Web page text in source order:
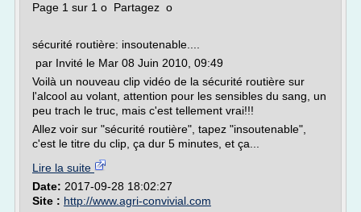
Page 1 sur 1 o Partagez o
sécurité routière: insoutenable....
par Invité le Mar 08 Juin 2010, 09:49
Voilà un nouveau clip vidéo de la sécurité routière sur
l'alcool au volant, attention pour les sensibles du sang, un
peu trach le truc, mais c'est tellement vrai!!!
Allez voir sur "sécurité routière", tapez "insoutenable",
c'est le titre du clip, ça dur 5 minutes, et ça...
Lire la suite
Date: 2017-09-28 18:02:27
Site : http://www.agri-convivial.com